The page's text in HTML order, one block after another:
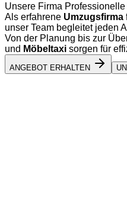
Unsere Firma
Als erfahrene Umzugsfirma
unser Team begleitet jeden
Von der Planung bis zur
und Möbeltaxi sorgen für
ANGEBOT ERHALTEN